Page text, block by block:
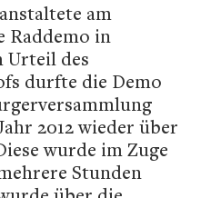
am
Raddemo in
Urteil des
durfte die Demo
2012 wieder über
wurde im Zuge
Stunden